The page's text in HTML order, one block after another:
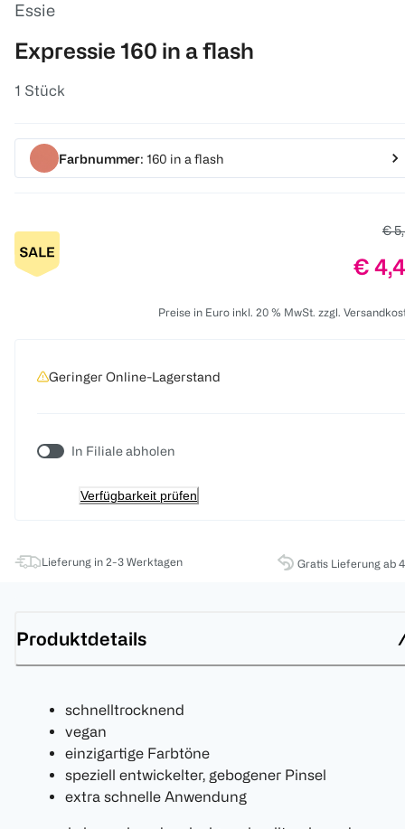
Essie
Expressie 160 in a flash
1 Stück
Farbnummer: 160 in a flash
€
€
Preise in Euro inkl. 20 % MwSt. zzgl.
Geringer Online-Lagerstand
In Filiale abholen
Verfügbarkeit prüfen
Lieferung in 2-3 Werktagen Gratis Lieferung ab
Produktdetails
schnelltrocknend
vegan
einzigartige Farbtöne
speziell entwickelter, gebogener Pinsel
extra schnelle Anwendung